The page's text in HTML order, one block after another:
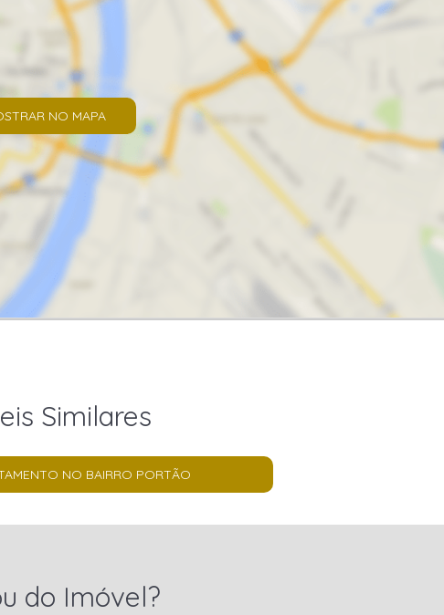
NO MAPA
Similares
NO BAIRRO PORTÃO
do Imóvel?